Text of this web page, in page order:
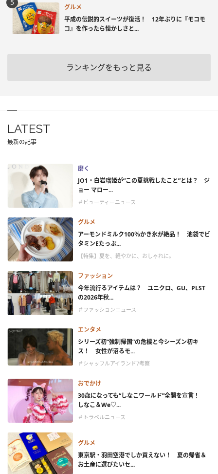
グルメ
平成の伝説的スイーツが復活！ 12年ぶりに『モコモ
コ』を作ったら懐かしさと...
ランキングをもっと見る
LATEST
最新の記事
磨く
JO1・白岩瑠姫が“この夏挑戦したこと”とは？ ジ
ョー マロー...
＃ビューティーニュース
グルメ
アーモンドミルク100％かき氷が絶品！ 池袋でビ
タミンEたっぷ...
【特集】夏を、軽やかに、おしゃれに。
ファッション
今年流行るアイテムは？ ユニクロ、GU、PLST
の2026年秋...
＃ファッションニュース
エンタメ
シリーズ初“強制帰国”の危機と今シーズン初キ
ス！ 女性が沼るモ...
＃シャッフルアイランド7考察
おでかけ
30歳になっても“しなこワールド”全開を宣言！
しなこ＆We♡...
＃トラベルニュース
グルメ
東京駅・羽田空港でしか買えない！ 夏の帰省＆
お土産に選びたいセ...